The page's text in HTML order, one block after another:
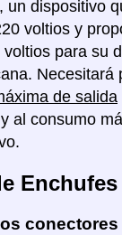
, un dispositivo
voltios y
para su
Necesitará
de salida
al consumo
Enchufes
conectores